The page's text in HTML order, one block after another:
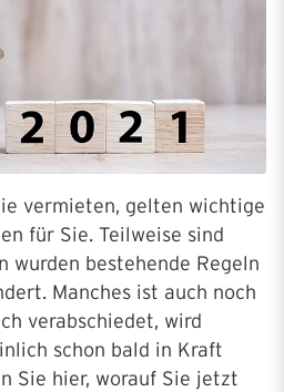
vermieten, gelten wichtige
für Sie. Teilweise sind
wurden bestehende Regeln
Manches ist auch noch
verabschiedet, wird
schon bald in Kraft
Sie hier, worauf Sie jetzt